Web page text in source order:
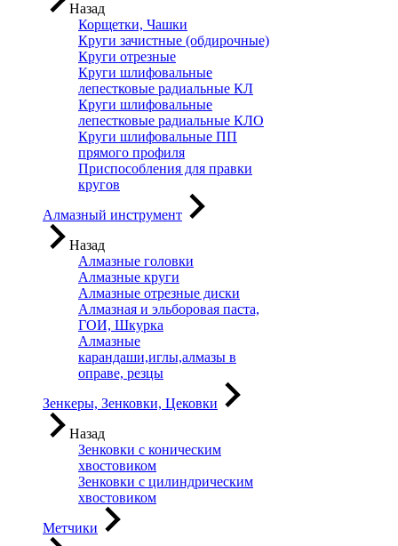
Назад
Корщетки, Чашки
Круги зачистные (обдирочные)
Круги отрезные
Круги шлифовальные
лепестковые радиальные КЛ
Круги шлифовальные
лепестковые радиальные КЛО
Круги шлифовальные ПП
прямого профиля
Приспособления для правки
кругов
Алмазный инструмент
Назад
Алмазные головки
Алмазные круги
Алмазные отрезные диски
Алмазная и эльборовая паста,
ГОИ, Шкурка
Алмазные
карандаши,иглы,алмазы в
оправе, резцы
Зенкеры, Зенковки, Цековки
Назад
Зенковки с коническим
хвостовиком
Зенковки с цилиндрическим
хвостовиком
Метчики